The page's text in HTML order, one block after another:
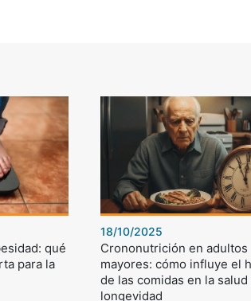
qué
para la
18/10/2025
Crononutrición en adultos
mayores: cómo influye el
de las comidas en la salud
longevidad